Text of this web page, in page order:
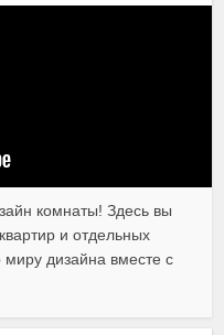
комнаты! Здесь вы
и отдельных
миру дизайна вместе с